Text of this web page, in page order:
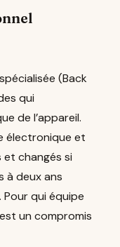
(Back
qui
de l’appareil.
électronique et
et changés si
à deux ans
qui équipe
un compromis